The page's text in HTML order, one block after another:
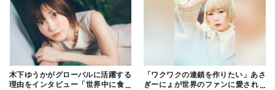
木下ゆうかがグローバルに活躍する
理由をインタビュー「世界中に食べ
「ワクワクの連鎖を作りたい」あさ
ぎーにょが世界のファンに愛される